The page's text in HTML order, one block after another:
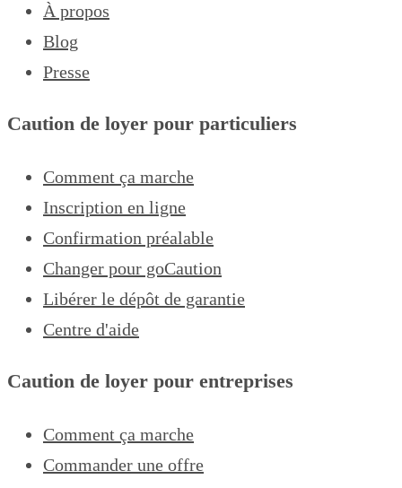
À propos
Blog
Presse
Caution de loyer pour particuliers
Comment ça marche
Inscription en ligne
Confirmation préalable
Changer pour goCaution
Libérer le dépôt de garantie
Centre d'aide
Caution de loyer pour entreprises
Comment ça marche
Commander une offre